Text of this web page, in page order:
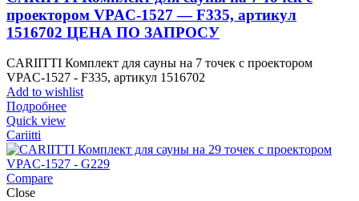
проектором VPAC-1527 — F335, артикул
1516702 ЦЕНА ПО ЗАПРОСУ
CARIITTI Комплект для сауны на 7 точек с проектором
VPAC-1527 - F335, артикул 1516702
Add to wishlist
Подробнее
Quick view
Cariitti
Compare
Close